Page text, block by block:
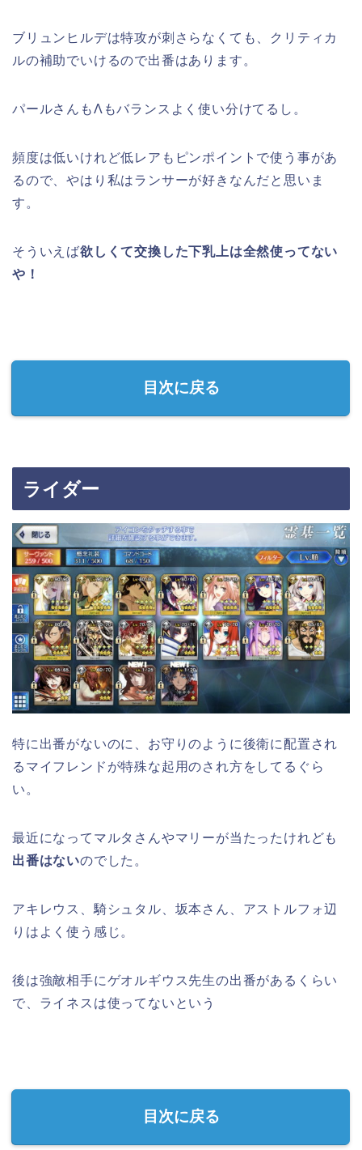
ブリュンヒルデは特攻が刺さらなくても、クリティカ
ルの補助でいけるので出番はあります。
パールさんもΛもバランスよく使い分けてるし。
頻度は低いけれど低レアもピンポイントで使う事があ
るので、やはり私はランサーが好きなんだと思いま
す。
そういえば欲しくて交換した下乳上は全然使ってない
や！
目次に戻る
ライダー
特に出番がないのに、お守りのように後衛に配置され
るマイフレンドが特殊な起用のされ方をしてるぐら
い。
最近になってマルタさんやマリーが当たったけれども
出番はないのでした。
アキレウス、騎シュタル、坂本さん、アストルフォ辺
りはよく使う感じ。
後は強敵相手にゲオルギウス先生の出番があるくらい
で、ライネスは使ってないという
目次に戻る